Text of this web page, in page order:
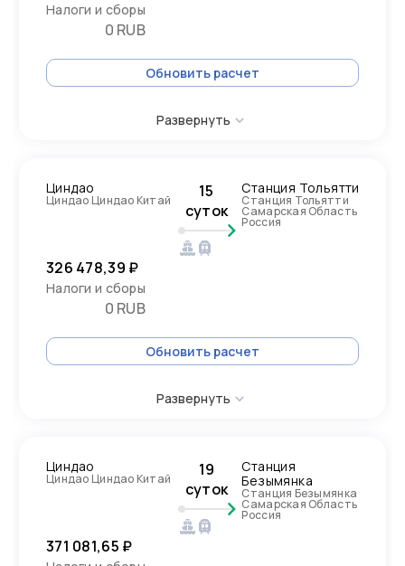
Налоги и сборы
0 RUB
Обновить расчет
Развернуть
Циндао
Циндао Циндао Китай
15
суток
Станция Тольятти
Станция Тольятти
Самарская Область
Россия
326 478,39 ₽
Налоги и сборы
0 RUB
Обновить расчет
Развернуть
Циндао
Циндао Циндао Китай
19
суток
Станция
Безымянка
Станция Безымянка
Самарская Область
Россия
371 081,65 ₽